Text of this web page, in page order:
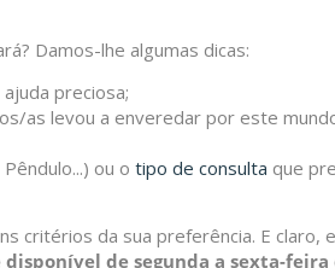
Damos-lhe algumas dicas:
preciosa;
as levou a enveredar por este
ou o tipo de consulta que
critérios da sua preferência. E claro,
de segunda a sexta-feira